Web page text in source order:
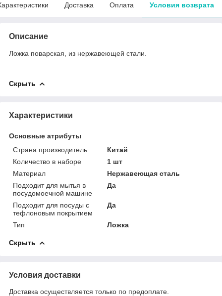
Доставка Оплата Условия возврата
Описание
Ложка поварская, из нержавеющей стали.
Скрыть
Характеристики
Основные атрибуты
Страна производитель
Китай
Количество в наборе
1 шт
Материал
Нержавеющая сталь
Подходит для мытья в
посудомоечной машине
Да
Подходит для посуды с
тефлоновым покрытием
Да
Тип Ложка
Скрыть
Условия доставки
Доставка осуществляется только по предоплате.